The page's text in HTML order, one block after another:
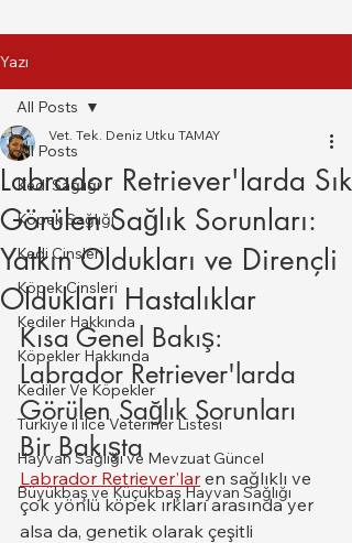
Yazı
All Posts
Kedi Sağlığı
Köpek Sağlığı
Kedi Cinsleri
Köpek Cinsleri
Kediler Hakkında
Köpekler Hakkında
Kediler Ve Köpekler
Türkiye il ilce Veteriner Listesi
Hayvan Sağlığı ve Mevzuat Güncel
Büyükbaş ve Küçükbaş Hayvan Sağlığı
All Posts
Labrador Retriever'larda Sık
Görülen Sağlık Sorunları:
Yatkın Oldukları ve Dirençli
Oldukları Hastalıklar
Vet. Tek. Deniz Utku TAMAY
Kısa Genel Bakış:
Labrador Retriever'larda
Görülen Sağlık Sorunları
Bir Bakışta
Labrador Retriever'lar en sağlıklı ve
çok yönlü köpek ırkları arasında yer
alsa da, genetik olarak çeşitli